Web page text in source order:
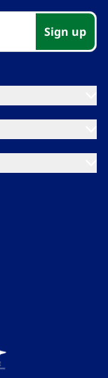
Sign up​​​​‌ ‍ ​‍​‍‌‍ ‌ ​‍‌‍‍‌‌‍‌ ‌‍‍‌‌‍ ‍​‍​‍​ ‍‍​‍​‍‌ ​ ‌‍​‌‌‍ ‍‌‍‍‌‌ ‌​‌ ‍‌​‍ ‍‌‍‍‌‌‍ ​‍​‍​‍ ​​‍​‍‌‍‍​‌ ​‍‌‍‌‌‌‍‌‍​‍​‍​ ‍‍​‍​‍‌‍‍​‌ ‌​‌ ‌​‌ ​​‌ ​ ​ ‍‍​‍ ​‍ ‌‍​ ‌‍ ‌‌ ​ ​‍ ‍‌‍ ‌‌‍​‌‌‍‍‌‌‍ ‍​‍ ‍​ ​‍​ ​​​ ​‍​ ‌​‌ ​‍‌‍‌‌‌‍‌​‌‍‌‌‌ ​ ‌‍‍‌‌‍‌ ‌‍ ‍​‍ ‍‌ ​‍‌‍‍‌‌ ‌‍‌‍‌‌‌ ​‍‌‍‍ ‌‍‌‌‌‍‌‌‌ ​​‌‍‌‌‌ ​‍​‍ ‍‌‍ ‌ ​‍‌‍‌ ​‍ ‌‍‍‌‌‍ ‍‌ ‌​‌‍‌‌‌‍ ‍‌ ‌​​‍ ‌‍‌‌‌‍‌​‌‍‍‌‌ ‌​​‍ ‌‍ ‌‌‍ ‌‍‌​‌‍‌‌​ ‌‌ ​​‌ ​‍‌‍‌‌‌ ​ ‌‍‌‌‌‍ ‍‌ ‌​‌‍​‌‌ ‌​‌‍‍‌‌‍ ‌‍ ‍​ ‍ ‌‍‍‌‌‍‌​​ ‌‌‍‌‍‌‍ ‌‍ ‌ ‌​‌‍‌‌‌ ​‍​ ‍ ‌ ‌​‌ ‍‌‌ ​​‌‍‌‌​ ‌‌‍‌‍‌‍ ‌‍ ‌ ‌​‌‍‌‌‌ ​‍​ ‍ ‌ ​​‌‍​‌‌ ‌​‌‍‍​​ ‌‌‍ ‍‌‍‌‌‌ ‌ ‌ ​ ‌‍ ​‌‍‌‌‌ ‌​‌ ‌​‌‍‌‌‌ ​‍​‍ ‍‌‍​‍‌ ‌‌‌ ‌​‌ ‌​‌‍ ‌‍ ‍‌​ ​‌‍​‌‌‍​‍‌‍‌‌‌‍ ​​ ‌‍​‍‌‍​‌‌ ​ ‌‍‌‌‌‌‌‌‌ ​‍‌‍ ​​ ‌‌‍‍​‌ ‌​‌ ‌​‌ ​​‌ ​ ​‍‌‌​ ​ ‌​​‌​‍‌‌​ ​‍‌​‌‍​‍‌‌​ ​‍‌​‌‍‌‍​ ‌‍ ‌‌ ​ ​‍ ‍‌‍ ‌‌‍​‌‌‍‍‌‌‍ ‍​‍ ‍​ ​‍​ ​​​ ​‍​ ‌​‌ ​‍‌‍‌‌‌‍‌​‌‍‌‌‌ ​ ‌‍‍‌‌‍‌ ‌‍ ‍​‍ ‍‌ ​‍‌‍‍‌‌ ‌‍‌‍‌‌‌ ​‍‌‍‍ ‌‍‌‌‌‍‌‌‌ ​​‌‍‌‌‌ ​‍​‍ ‍‌‍ ‌ ​‍‌‍‌ ​‍‌‍‌‍‍‌‌‍‌​​ ‌‌‍‌‍‌‍ ‌‍ ‌ ‌​‌‍‌‌‌ ​‍​‍‌‍‌ ‌​‌ ‍‌‌ ​​‌‍‌‌​ ‌‌‍‌‍‌‍ ‌‍ ‌ ‌​‌‍‌‌‌ ​‍​‍‌‍‌ ​​‌‍​‌‌ ‌​‌‍‍​​ ‌‌‍ ‍‌‍‌‌‌ ‌ ‌ ​ ‌‍ ​‌‍‌‌‌ ‌​‌ ‌​‌‍‌‌‌ ​‍​‍ ‍‌‍​‍‌ ‌‌‌ ‌​‌ ‌​‌‍ ‌‍ ‍‌​ ​‌‍​‌‌‍​‍‌‍‌‌‌‍ ​​‍‌‍‌ ​​‌‍‌‌‌ ​‍‌ ​ ‌ ​​‌‍‌‌‌‍​ ‌ ‌​‌‍‍‌‌ ‌‍‌‍‌‌​ ‌‌ ​​‌ ‌‌‌‍​‍‌‍ ​‌‍‍‌‌ ​ ‌‍‍​‌‍‌‌‌‍‌​​‍​‍‌ ‌